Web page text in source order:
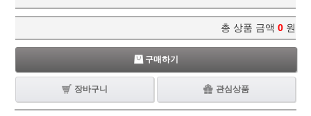
총 상품 금액 0 원
구매하기
장바구니 관심상품